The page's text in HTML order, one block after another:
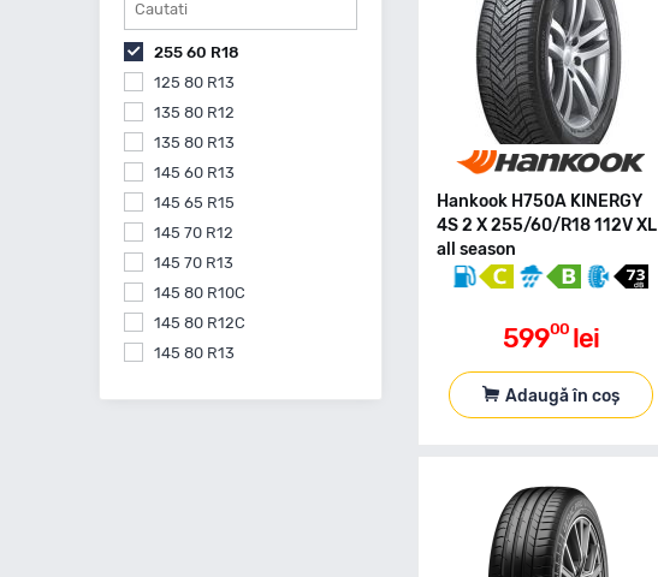
Hankook H750A KINERGY
4S 2 X 255/60/R18 112V XL
all season
59900 lei
Adaugă în coș
255 60 R18
125 80 R13
135 80 R12
135 80 R13
145 60 R13
145 65 R15
145 70 R12
145 70 R13
145 80 R10C
145 80 R12C
145 80 R13